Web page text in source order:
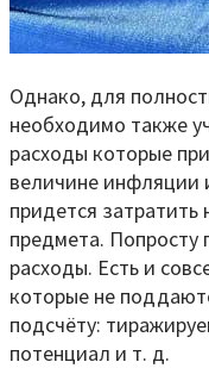
Однако, для
необходимо также
расходы которые
величине инфляции
придется затратить
предмета. Попросту
расходы. Есть и
которые не
подсчёту:
потенциал и т. д.